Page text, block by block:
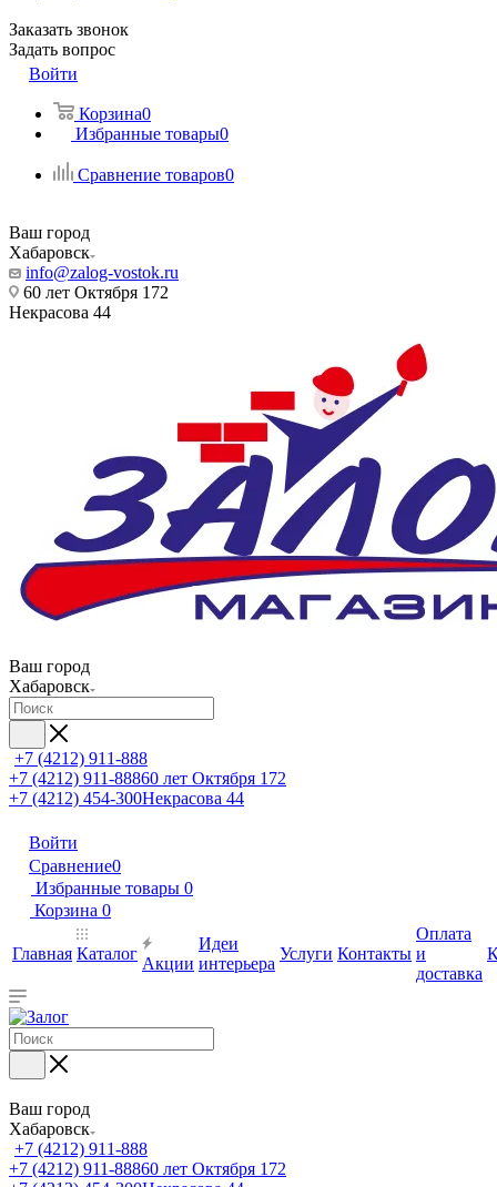
Заказать звонок
Задать вопрос
Войти
Корзина0
Избранные товары0
Сравнение товаров0
Ваш город
Хабаровск
info@zalog-vostok.ru
60 лет Октября 172
Некрасова 44
Ваш город
Хабаровск
+7 (4212) 911-888
+7 (4212) 911-88860 лет Октября 172
+7 (4212) 454-300Некрасова 44
Войти
Сравнение0
Избранные товары 0
Корзина 0
Главная Каталог
Акции
Идеи
интерьера
Услуги Контакты
Оплата
и
доставка
Ваш город
Хабаровск
+7 (4212) 911-888
+7 (4212) 911-88860 лет Октября 172